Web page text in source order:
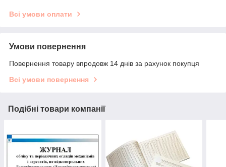
Всі умови оплати
Умови повернення
Повернення товару впродовж 14 днів за рахунок покупця
Всі умови повернення
Подібні товари компанії